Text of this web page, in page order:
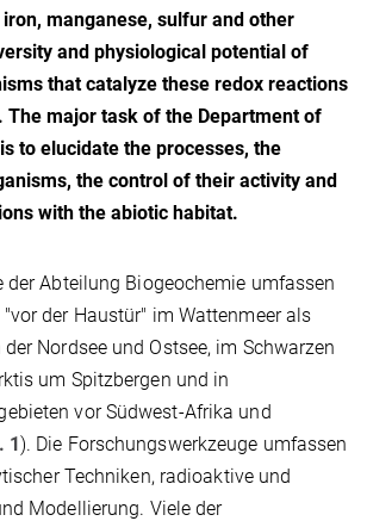
manganese, sulfur and other
and physiological potential of
that catalyze these redox reactions
The major task of the Department of
to elucidate the processes, the
the control of their activity and
with the abiotic habitat.
der Abteilung Biogeochemie umfassen
der Haustür" im Wattenmeer als
Nordsee und Ostsee, im Schwarzen
um Spitzbergen und in
vor Südwest-Afrika und
1). Die Forschungswerkzeuge umfassen
Techniken, radioaktive und
Modellierung. Viele der